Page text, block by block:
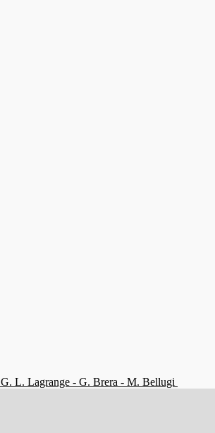
G. L. Lagrange - G. Brera - M. Bellugi